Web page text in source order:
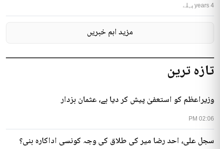
تازہ ترین
02:06 PM
وزیراعظم کو استعفیٰ پیش کر دیا ہے، عثمان بزدار
سجل علی، احد رضا میر کی طلاق کی وجہ کونسی اداکارہ بنی؟
4 years پہلے
مزید اہم خبریں